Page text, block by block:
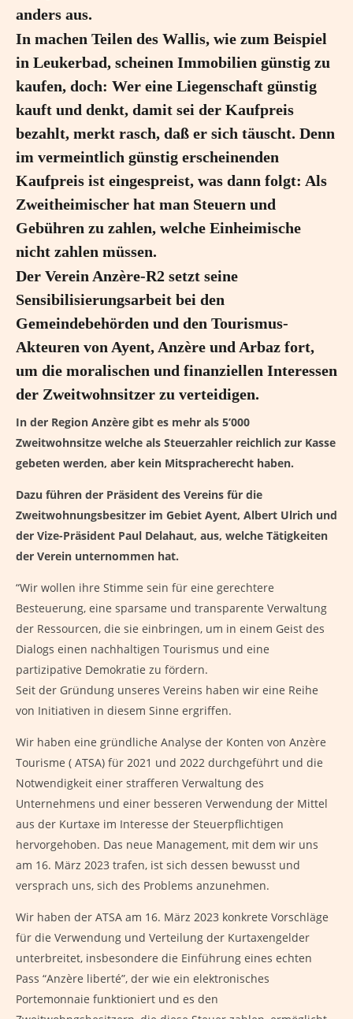
anders aus.
In machen Teilen des Wallis, wie zum Beispiel
in Leukerbad, scheinen Immobilien günstig zu
kaufen, doch: Wer eine Liegenschaft günstig
kauft und denkt, damit sei der Kaufpreis
bezahlt, merkt rasch, daß er sich täuscht. Denn
im vermeintlich günstig erscheinenden
Kaufpreis ist eingespreist, was dann folgt: Als
Zweitheimischer hat man Steuern und
Gebühren zu zahlen, welche Einheimische
nicht zahlen müssen.
Der Verein Anzère-R2 setzt seine
Sensibilisierungsarbeit bei den
Gemeindebehörden und den Tourismus-
Akteuren von Ayent, Anzère und Arbaz fort,
um die moralischen und finanziellen Interessen
der Zweitwohnsitzer zu verteidigen.
In der Region Anzère gibt es mehr als 5’000
Zweitwohnsitze welche als Steuerzahler reichlich zur Kasse
gebeten werden, aber kein Mitspracherecht haben.
Dazu führen der Präsident des Vereins für die
Zweitwohnungsbesitzer im Gebiet Ayent, Albert Ulrich und
der Vize-Präsident Paul Delahaut, aus, welche Tätigkeiten
der Verein unternommen hat.
“Wir wollen ihre Stimme sein für eine gerechtere
Besteuerung, eine sparsame und transparente Verwaltung
der Ressourcen, die sie einbringen, um in einem Geist des
Dialogs einen nachhaltigen Tourismus und eine
partizipative Demokratie zu fördern.
Seit der Gründung unseres Vereins haben wir eine Reihe
von Initiativen in diesem Sinne ergriffen.
Wir haben eine gründliche Analyse der Konten von Anzère
Tourisme ( ATSA) für 2021 und 2022 durchgeführt und die
Notwendigkeit einer strafferen Verwaltung des
Unternehmens und einer besseren Verwendung der Mittel
aus der Kurtaxe im Interesse der Steuerpflichtigen
hervorgehoben. Das neue Management, mit dem wir uns
am 16. März 2023 trafen, ist sich dessen bewusst und
versprach uns, sich des Problems anzunehmen.
Wir haben der ATSA am 16. März 2023 konkrete Vorschläge
für die Verwendung und Verteilung der Kurtaxengelder
unterbreitet, insbesondere die Einführung eines echten
Pass “Anzère liberté”, der wie ein elektronisches
Portemonnaie funktioniert und es den